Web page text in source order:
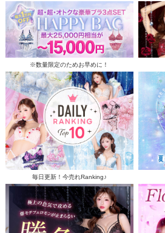
※数量限定のためお早めに！
毎日更新！今売れRanking♪